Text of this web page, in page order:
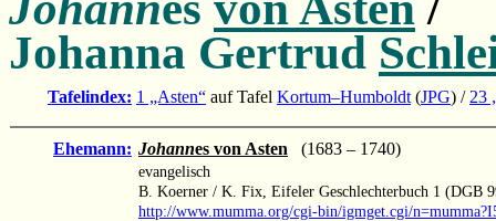
Johanna Gertrud
Tafelindex: 1 „Asten“ auf Tafel Kortum–Humboldt (JPG) / 23
Ehemann: Johannes von Asten (1683 – 1740)
evangelisch
B. Koerner / K. Fix, Eifeler Geschlechterbuch 1 (DGB
http://www.mumma.org/cgi-bin/igmget.cgi/